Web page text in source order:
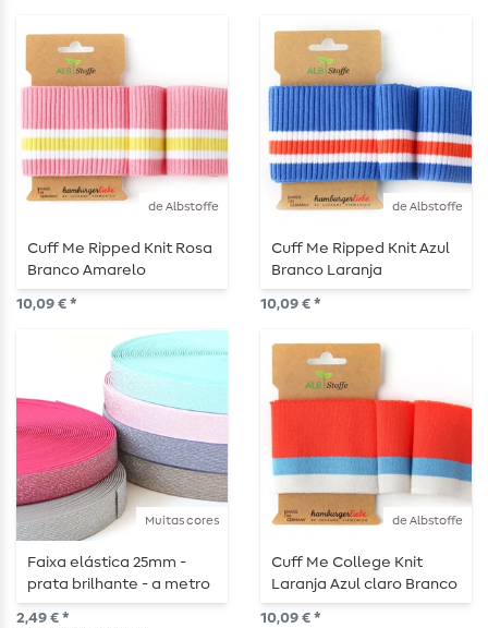
de Albstoffe
Cuff Me Ripped Knit Rosa
Branco Amarelo
10,09 € *
de Albstoffe
Cuff Me Ripped Knit Azul
Branco Laranja
10,09 € *
Muitas cores
Faixa elástica 25mm -
prata brilhante - a metro
2,49 € *
de Albstoffe
Cuff Me College Knit
Laranja Azul claro Branco
10,09 € *